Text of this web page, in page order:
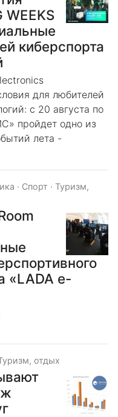
WEEKS
киберспорта
для любителей
с 20 августа по
пройдет одно из
лета -
· Спорт · Туризм,
«LADA e-
отдых